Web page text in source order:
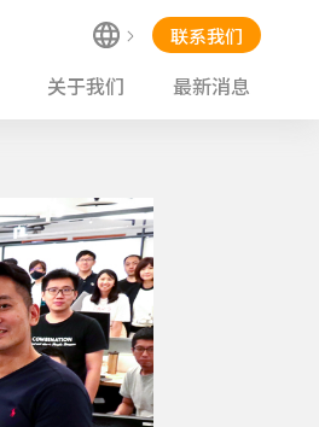
联系我们
关于我们 最新消息